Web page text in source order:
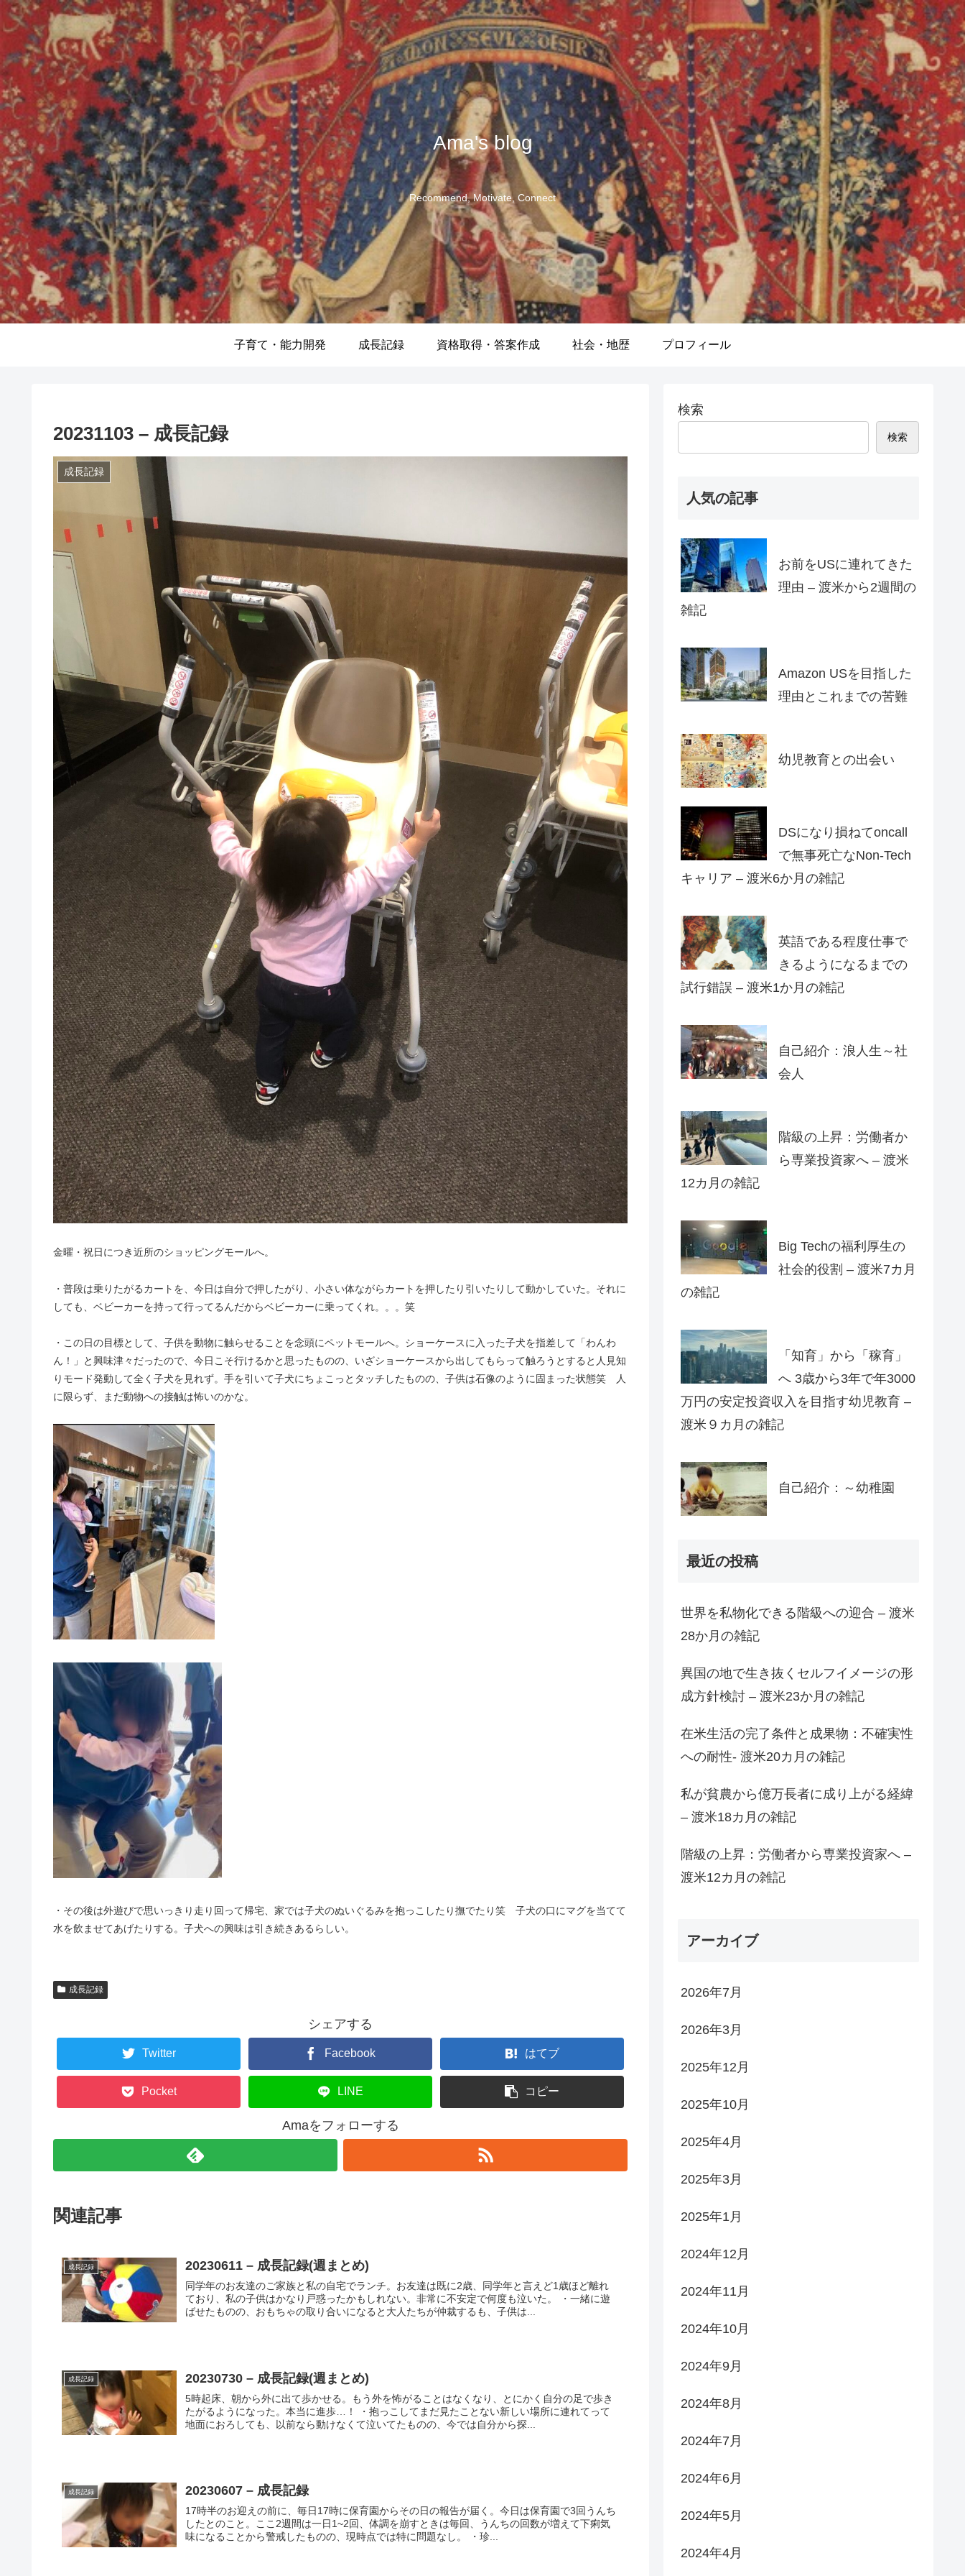
Ama's blog
Recommend, Motivate, Connect
子育て・能力開発 成長記録 資格取得・答案作成 社会・地歴 プロフィール
20231103 – 成長記録
成長記録
金曜・祝日につき近所のショッピングモールへ。
・普段は乗りたがるカートを、今日は自分で押したがり、小さい体ながらカートを押したり引いたりして動かしていた。それに
しても、ベビーカーを持って行ってるんだからベビーカーに乗ってくれ。。。笑
・この日の目標として、子供を動物に触らせることを念頭にペットモールへ。ショーケースに入った子犬を指差して「わんわ
ん！」と興味津々だったので、今日こそ行けるかと思ったものの、いざショーケースから出してもらって触ろうとすると人見知
りモード発動して全く子犬を見れず。手を引いて子犬にちょこっとタッチしたものの、子供は石像のように固まった状態笑 人
に限らず、まだ動物への接触は怖いのかな。
・その後は外遊びで思いっきり走り回って帰宅、家では子犬のぬいぐるみを抱っこしたり撫でたり笑 子犬の口にマグを当てて
水を飲ませてあげたりする。子犬への興味は引き続きあるらしい。
成長記録
シェアする
Twitter Facebook はてブ
Pocket LINE コピー
Amaをフォローする
関連記事
成長記録 20230611 – 成長記録(週まとめ)
同学年のお友達のご家族と私の自宅でランチ。お友達は既に2歳、同学年と言えど1歳ほど離れ
ており、私の子供はかなり戸惑ったかもしれない。非常に不安定で何度も泣いた。 ・一緒に遊
ばせたものの、おもちゃの取り合いになると大人たちが仲裁するも、子供は...
成長記録 20230730 – 成長記録(週まとめ)
5時起床、朝から外に出て歩かせる。もう外を怖がることはなくなり、とにかく自分の足で歩き
たがるようになった。本当に進歩…！ ・抱っこしてまだ見たことない新しい場所に連れてって
地面におろしても、以前なら動けなくて泣いてたものの、今では自分から探...
成長記録 20230607 – 成長記録
17時半のお迎えの前に、毎日17時に保育園からその日の報告が届く。今日は保育園で3回うんち
したとのこと。ここ2週間は一日1~2回、体調を崩すときは毎回、うんちの回数が増えて下痢気
味になることから警戒したものの、現時点では特に問題なし。 ・珍...
検索
検索
人気の記事
お前をUSに連れてきた
理由 – 渡米から2週間の
雑記
Amazon USを目指した
理由とこれまでの苦難
幼児教育との出会い
DSになり損ねてoncall
で無事死亡なNon-Tech
キャリア – 渡米6か月の雑記
英語である程度仕事で
きるようになるまでの
試行錯誤 – 渡米1か月の雑記
自己紹介：浪人生～社
会人
階級の上昇：労働者か
ら専業投資家へ – 渡米
12カ月の雑記
Big Techの福利厚生の
社会的役割 – 渡米7カ月
の雑記
「知育」から「稼育」
へ 3歳から3年で年3000
万円の安定投資収入を目指す幼児教育 –
渡米９カ月の雑記
自己紹介：～幼稚園
最近の投稿
世界を私物化できる階級への迎合 – 渡米
28か月の雑記
異国の地で生き抜くセルフイメージの形
成方針検討 – 渡米23か月の雑記
在米生活の完了条件と成果物：不確実性
への耐性- 渡米20カ月の雑記
私が貧農から億万長者に成り上がる経緯
– 渡米18カ月の雑記
階級の上昇：労働者から専業投資家へ –
渡米12カ月の雑記
アーカイブ
2026年7月
2026年3月
2025年12月
2025年10月
2025年4月
2025年3月
2025年1月
2024年12月
2024年11月
2024年10月
2024年9月
2024年8月
2024年7月
2024年6月
2024年5月
2024年4月